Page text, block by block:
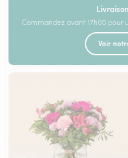
Commandez avant 17h00 pour
Voir